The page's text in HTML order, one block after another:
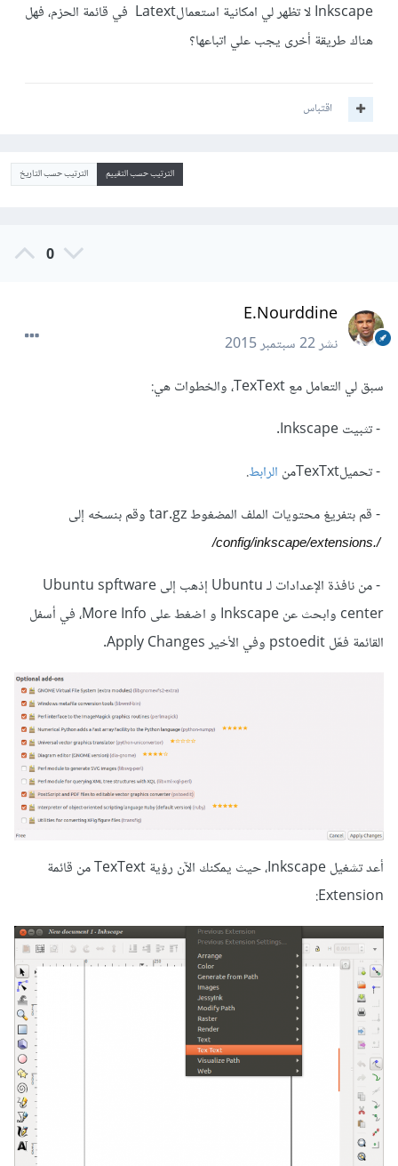
Inkscape لا تظهر لي امكانية استعمالLatext في قائمة الحزم، فهل
هناك طريقة أخرى يجب علي اتباعها؟
اقتباس
الترتيب حسب التقييم الترتيب حسب التاريخ
0
E.Nourddine
نشر22 سبتمبر 2015
سبق لي التعامل مع TexText، والخطوات هي:
- تثبيت Inkscape.
- تحميلTexTxtمن
الرابط.
- قم بتفريغ محتويات الملف المضغوط tar.gz وقم بنسخه إلى
/.config/inkscape/extensions/
- من نافذة الإعدادات لـ Ubuntu إذهب إلى Ubuntu spftware
center وابحث عن Inkscape و اضغط على More Info، في أسفل
القائمة فعّل pstoedit وفي الأخير Apply Changes.
أعد تشغيل Inkscape، حيث يمكنك الآن رؤية TexText من قائمة
Extension: